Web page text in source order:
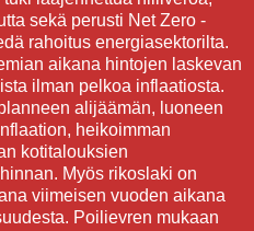
sekä perusti Net Zero -
rahoitus energiasektorilta.
aikana hintojen laskevan
ilman pelkoa inflaatiosta.
alijäämän, luoneen
heikoimman
kotitalouksien
Myös rikoslaki on
viimeisen vuoden aikana
Poilievren mukaan